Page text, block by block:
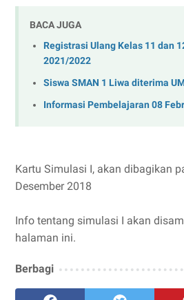
BACA JUGA
Registrasi Ulang Kelas 11 dan
2021/2022
Siswa SMAN 1 Liwa diterima
Informasi Pembelajaran 08
Kartu Simulasi I, akan dibagikan
Desember 2018
Info tentang simulasi I akan
halaman ini.
Berbagi